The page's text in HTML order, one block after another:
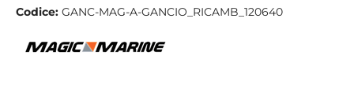
Codice: GANC-MAG-A-GANCIO_RICAMB_120640